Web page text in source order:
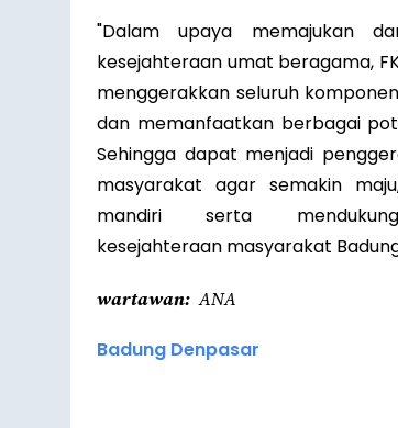
"Dalam upaya memajukan
kesejahteraan umat beragama,
menggerakkan seluruh
dan memanfaatkan berbagai
Sehingga dapat menjadi
masyarakat agar semakin
mandiri serta
kesejahteraan masyarakat
wartawan ANA
Badung Denpasar